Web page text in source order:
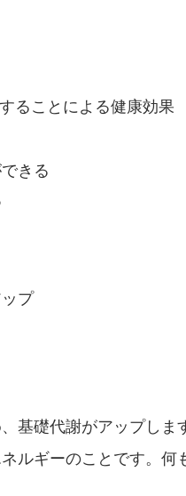
ることによる健康効果
きる
プ
基礎代謝がアップしま
ルギーのことです。何